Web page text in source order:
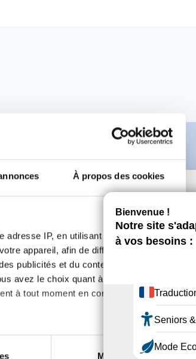
À propos des cookies
adresse IP, en utilisant des
appareil, afin de diffuser des
publicités et du contenu, ainsi que de
avez le choix quant à l'utilisation de
à tout moment en consultant la
précises à plusieurs mètres près
Marketing
vous connecter ou de créer un compte.